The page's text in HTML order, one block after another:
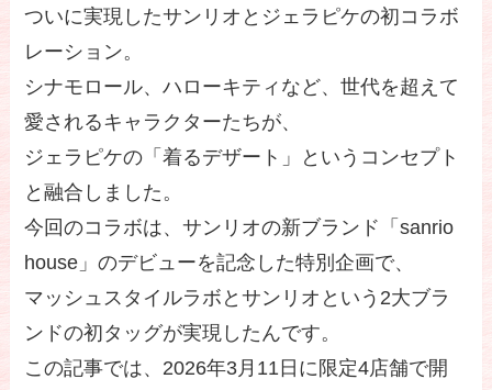
ついに実現したサンリオとジェラピケの初コラボ
レーション。
シナモロール、ハローキティなど、世代を超えて
愛されるキャラクターたちが、
ジェラピケの「着るデザート」というコンセプト
と融合しました。
今回のコラボは、サンリオの新ブランド「sanrio
house」のデビューを記念した特別企画で、
マッシュスタイルラボとサンリオという2大ブラ
ンドの初タッグが実現したんです。
この記事では、2026年3月11日に限定4店舗で開